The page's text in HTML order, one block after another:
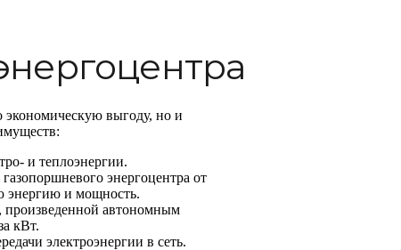
экономическую выгоду, но и
и теплоэнергии.
энергоцентра от
энергию и мощность.
произведенной автономным
кВт.
электроэнергии в сеть.